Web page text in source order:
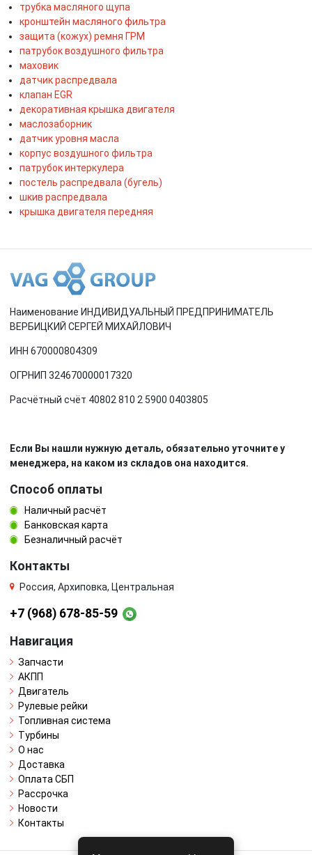
трубка масляного щупа
кронштейн масляного фильтра
защита (кожух) ремня ГРМ
патрубок воздушного фильтра
маховик
датчик распредвала
клапан EGR
декоративная крышка двигателя
маслозаборник
датчик уровня масла
корпус воздушного фильтра
патрубок интеркулера
постель распредвала (бугель)
шкив распредвала
крышка двигателя передняя
Наименование ИНДИВИДУАЛЬНЫЙ ПРЕДПРИНИМАТЕЛЬ
ВЕРБИЦКИЙ СЕРГЕЙ МИХАЙЛОВИЧ
ИНН 670000804309
ОГРНИП 324670000017320
Расчётный счёт 40802 810 2 5900 0403805
Если Вы нашли нужную деталь, обязательно уточните у
менеджера, на каком из складов она находится.
Способ оплаты
Наличный расчёт
Банковская карта
Безналичный расчёт
Контакты
Россия, Архиповка, Центральная
+7 (968) 678-85-59
Навигация
Запчасти
АКПП
Двигатель
Рулевые рейки
Топливная система
Турбины
О нас
Доставка
Оплата СБП
Рассрочка
Новости
Контакты